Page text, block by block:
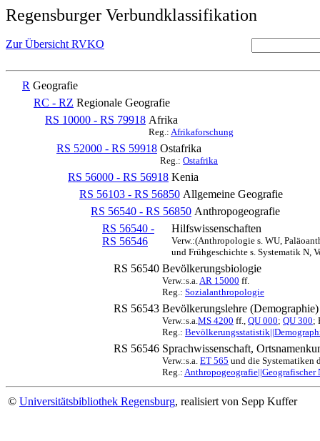
Regensburger Verbundklassifikation
Zur Übersicht RVKO
R Geografie
RC - RZ Regionale Geografie
RS 10000 - RS 79918 Afrika
Reg.: Afrikaforschung
RS 52000 - RS 59918 Ostafrika
Reg.: Ostafrika
RS 56000 - RS 56918 Kenia
RS 56103 - RS 56850 Allgemeine Geografie
RS 56540 - RS 56850 Anthropogeografie
RS 56540 -
RS 56546
Hilfswissenschaften
Verw.:(Anthropologie s. WU,
und Frühgeschichte s. Systematik N,
RS 56540 Bevölkerungsbiologie
Verw.:s.a.AR 15000 ff.
Reg.: Sozialanthropologie
RS 56543 Bevölkerungslehre
Verw.:s.a.MS 4200 ff., QU 000; QU 300;
Reg.:
RS 56546 Sprachwissenschaft,
Verw.:s.a. ET 565 und die Systematiken
Reg.:
© Universitätsbibliothek Regensburg, realisiert von Sepp Kuffer